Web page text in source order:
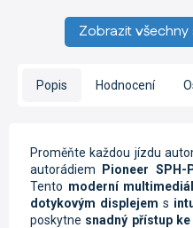
Zobrazit
Popis Hodnocení
Proměňte každou jízdu
autorádiem
Pioneer SPH-
Tento moderní
dotykovým displejem s
poskytne snadný přístup